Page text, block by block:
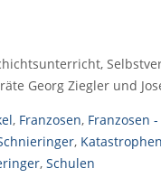
Georg Ziegler und
, Franzosen, Franzosen
, Katastrophen
, Schulen